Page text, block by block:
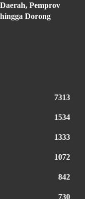
Pemprov
Dorong
7313
1534
1333
1072
842
730